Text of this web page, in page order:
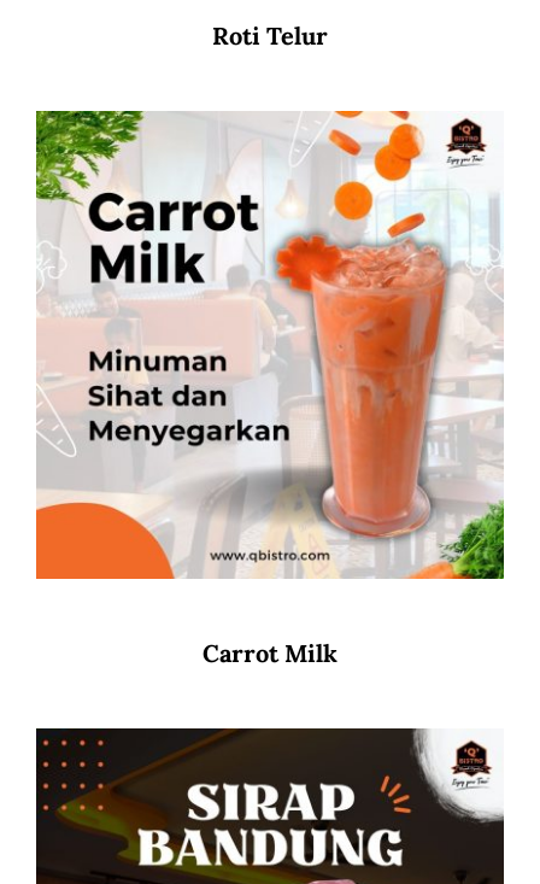
Roti Telur
Carrot Milk